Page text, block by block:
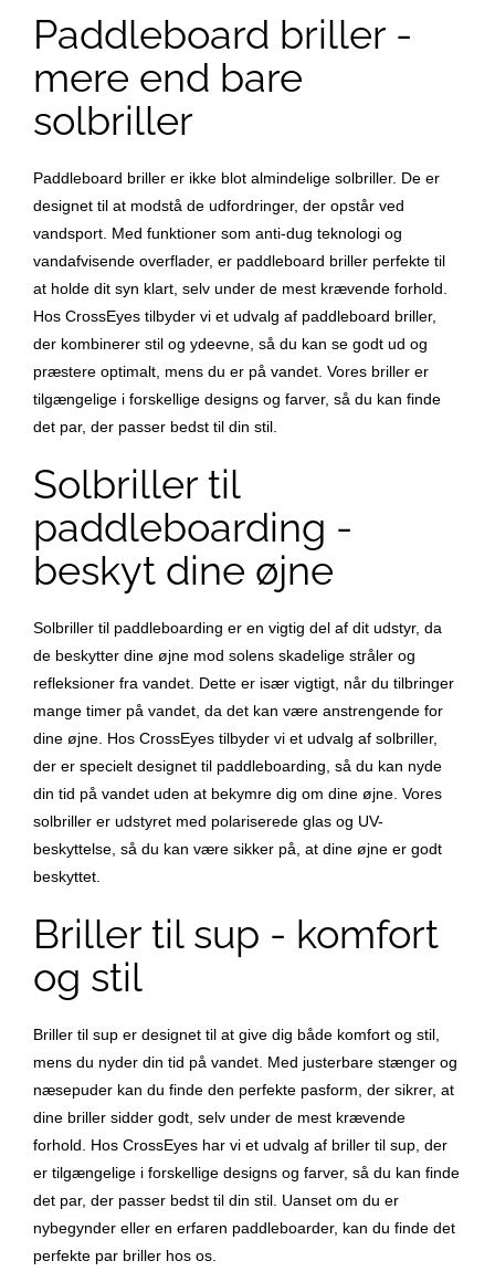
Paddleboard briller -
mere end bare
solbriller
Paddleboard briller er ikke blot almindelige solbriller. De er
designet til at modstå de udfordringer, der opstår ved
vandsport. Med funktioner som anti-dug teknologi og
vandafvisende overflader, er paddleboard briller perfekte til
at holde dit syn klart, selv under de mest krævende forhold.
Hos CrossEyes tilbyder vi et udvalg af paddleboard briller,
der kombinerer stil og ydeevne, så du kan se godt ud og
præstere optimalt, mens du er på vandet. Vores briller er
tilgængelige i forskellige designs og farver, så du kan finde
det par, der passer bedst til din stil.
Solbriller til
paddleboarding -
beskyt dine øjne
Solbriller til paddleboarding er en vigtig del af dit udstyr, da
de beskytter dine øjne mod solens skadelige stråler og
refleksioner fra vandet. Dette er især vigtigt, når du tilbringer
mange timer på vandet, da det kan være anstrengende for
dine øjne. Hos CrossEyes tilbyder vi et udvalg af solbriller,
der er specielt designet til paddleboarding, så du kan nyde
din tid på vandet uden at bekymre dig om dine øjne. Vores
solbriller er udstyret med polariserede glas og UV-
beskyttelse, så du kan være sikker på, at dine øjne er godt
beskyttet.
Briller til sup - komfort
og stil
Briller til sup er designet til at give dig både komfort og stil,
mens du nyder din tid på vandet. Med justerbare stænger og
næsepuder kan du finde den perfekte pasform, der sikrer, at
dine briller sidder godt, selv under de mest krævende
forhold. Hos CrossEyes har vi et udvalg af briller til sup, der
er tilgængelige i forskellige designs og farver, så du kan finde
det par, der passer bedst til din stil. Uanset om du er
nybegynder eller en erfaren paddleboarder, kan du finde det
perfekte par briller hos os.